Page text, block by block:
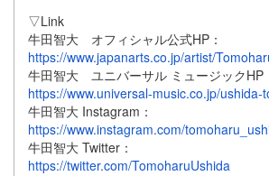
▽Link
牛田智大 オフィシャル公式HP：
https://www.japanarts.co.jp/artist/
牛田智大 ユニバーサル ミュージックHP
https://www.universal-music.co.jp/ushida-
牛田智大 Instagram：
https://www.instagram.com/
牛田智大 Twitter：
https://twitter.com/TomoharuUshida